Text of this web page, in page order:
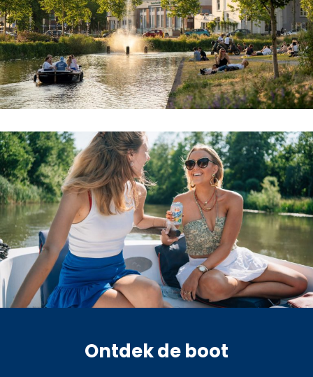
Ontdek de boot